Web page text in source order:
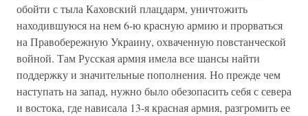
обойти с тыла Каховский плацдарм, уничтожить
находившуюся на нем 6-ю красную армию и прорваться
на Правобережную Украину, охваченную повстанческой
войной. Там Русская армия имела все шансы найти
поддержку и значительные пополнения. Но прежде чем
наступать на запад, нужно было обезопасить себя с севера
и востока, где нависала 13-я красная армия, разгромить ее